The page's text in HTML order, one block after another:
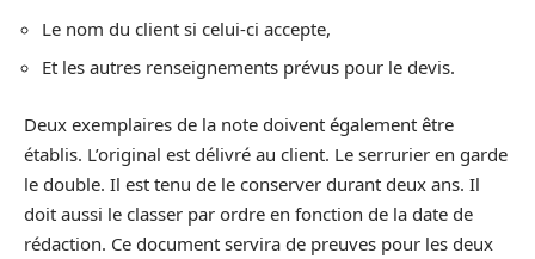
Le nom du client si celui-ci accepte,
Et les autres renseignements prévus pour le devis.
Deux exemplaires de la note doivent également être
établis. L’original est délivré au client. Le serrurier en garde
le double. Il est tenu de le conserver durant deux ans. Il
doit aussi le classer par ordre en fonction de la date de
rédaction. Ce document servira de preuves pour les deux